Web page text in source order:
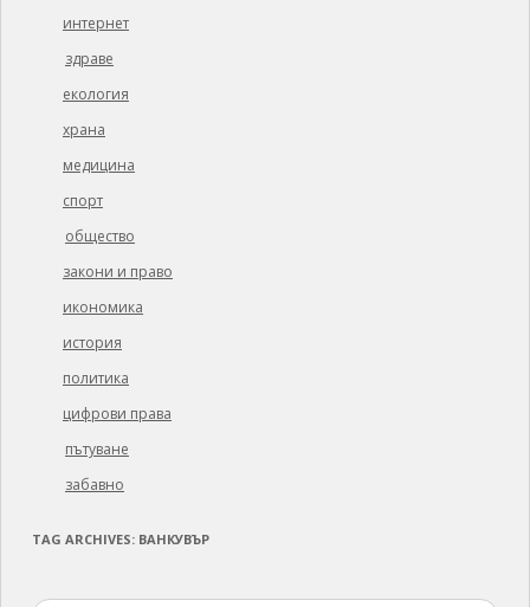
интернет
здраве
екология
храна
медицина
спорт
общество
закони и право
икономика
история
политика
цифрови права
пътуване
забавно
TAG ARCHIVES: ВАНКУВЪР